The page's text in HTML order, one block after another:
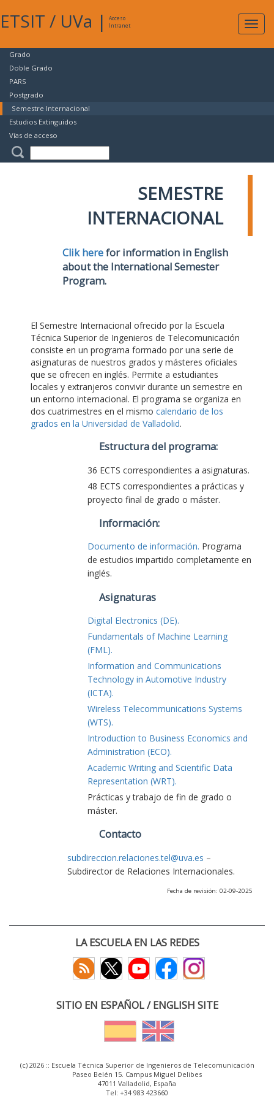
ETSIT / UVa |
Acceso
Intranet
Grado
Doble Grado
PARS
Postgrado
Semestre Internacional
Estudios Extinguidos
Vías de acceso
SEMESTRE
INTERNACIONAL
Clik herefor information in English
about the International Semester
Program.
El Semestre Internacional ofrecido por la Escuela
Técnica Superior de Ingenieros de Telecomunicación
consiste en un programa formado por una serie de
asignaturas de nuestros grados y másteres oficiales
que se ofrecen en inglés. Permite a estudiantes
locales y extranjeros convivir durante un semestre en
un entorno internacional. El programa se organiza en
dos cuatrimestres en el mismo calendario de los
grados en la Universidad de Valladolid.
Estructura del programa:
36 ECTS correspondientes a asignaturas.
48 ECTS correspondientes a prácticas y
proyecto final de grado o máster.
Información:
Documento de información. Programa
de estudios impartido completamente en
inglés.
Asignaturas
Digital Electronics (DE).
Fundamentals of Machine Learning
(FML).
Information and Communications
Technology in Automotive Industry
(ICTA).
Wireless Telecommunications Systems
(WTS).
Introduction to Business Economics and
Administration (ECO).
Academic Writing and Scientific Data
Representation (WRT).
Prácticas y trabajo de fin de grado o
máster.
Contacto
subdireccion.relaciones.tel@uva.es –
Subdirector de Relaciones Internacionales.
Fecha de revisión: 02-09-2025
LA ESCUELA EN LAS REDES
SITIO EN ESPAÑOL / ENGLISH SITE
(c) 2026 :: Escuela Técnica Superior de Ingenieros de Telecomunicación
Paseo Belén 15. Campus Miguel Delibes
47011 Valladolid, España
Tel: +34 983 423660